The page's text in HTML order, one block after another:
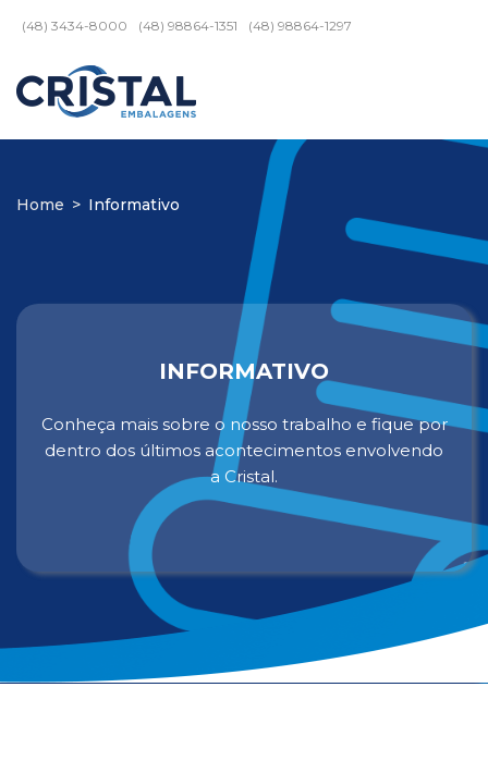
(48) 3434-8000 (48) 98864-1351 (48) 98864-1297
Home > Informativo
INFORMATIVO
Conheça mais sobre o nosso trabalho e fique por
dentro dos últimos acontecimentos envolvendo
a Cristal.